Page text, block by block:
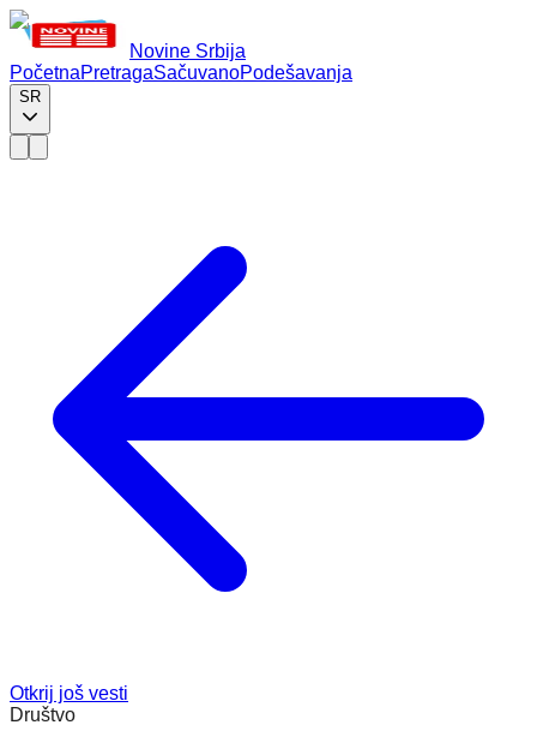
Novine Srbija
PočetnaPretragaSačuvanoPodešavanja
SR
Otkrij još vesti
Društvo